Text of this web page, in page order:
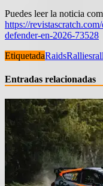
Puedes leer la noticia
https://
defender-en-2026-73528
EtiquetadaRaidsRallies
Entradas relacionadas